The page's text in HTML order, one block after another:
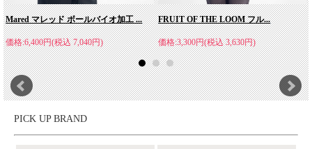
Mared マレッド ボールバイオ加工 ...
価格:6,400円(税込 7,040円)
FRUIT OF THE LOOM フル...
価格:3,300円(税込 3,630円)
PICK UP BRAND